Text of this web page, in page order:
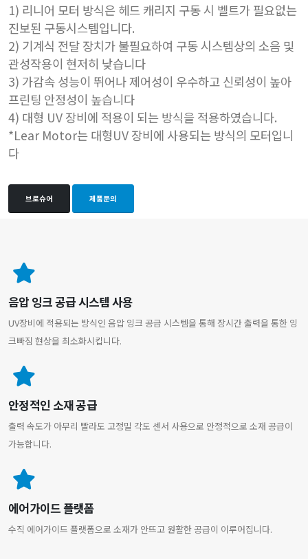
1) 리니어 모터 방식은 헤드 캐리지 구동 시 벨트가 필요없는
진보된 구동시스템입니다.
2) 기계식 전달 장치가 불필요하여 구동 시스템상의 소음 및
관성작용이 현저히 낮습니다
3) 가감속 성능이 뛰어나 제어성이 우수하고 신뢰성이 높아
프린팅 안정성이 높습니다
4) 대형 UV 장비에 적용이 되는 방식을 적용하였습니다.
*Lear Motor는 대형UV 장비에 사용되는 방식의 모터입니
다
브로슈어 제품문의
음압 잉크 공급 시스템 사용
UV장비에 적용되는 방식인 음압 잉크 공급 시스템을 통해 장시간 출력을 통한 잉
크빠짐 현상을 최소화시킵니다.
안정적인 소재 공급
출력 속도가 아무리 빨라도 고정밀 각도 센서 사용으로 안정적으로 소재 공급이
가능합니다.
에어가이드 플랫폼
수직 에어가이드 플랫폼으로 소재가 안뜨고 원활한 공급이 이루어집니다.